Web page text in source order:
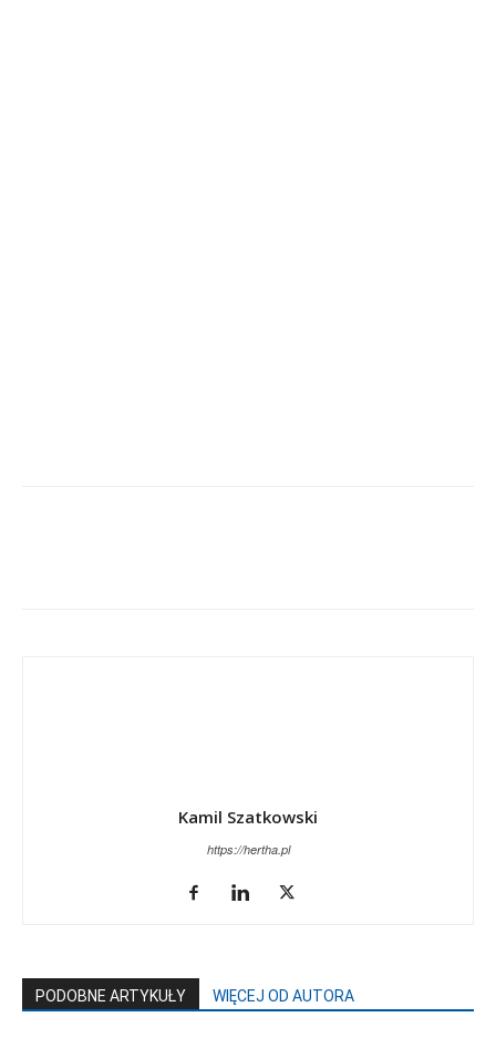
Kamil Szatkowski
https://hertha.pl
PODOBNE ARTYKUŁY WIĘCEJ OD AUTORA